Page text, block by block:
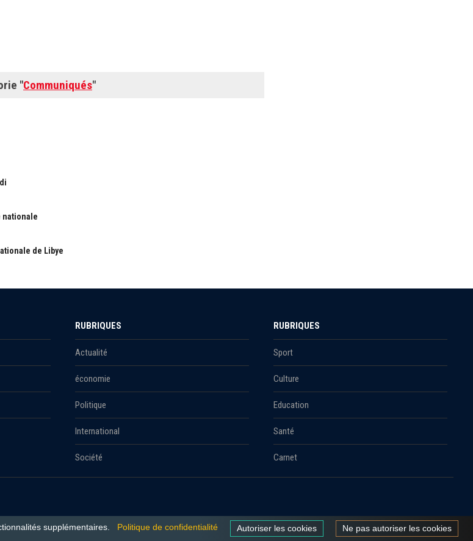
"Communiqués"
nationale
de Libye
RUBRIQUES
Actualité
économie
Politique
International
Société
RUBRIQUES
Sport
Culture
Education
Santé
Carnet
supplémentaires. Politique de confidentialité Ne pas autoriser les cookies
Autoriser les cookies